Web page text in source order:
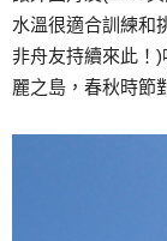
水溫很適合訓練和
非舟友持續來此！
麗之島，春秋時節